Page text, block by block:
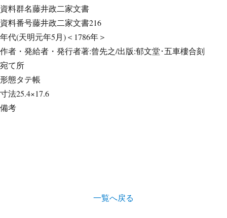
資料群名藤井政二家文書
資料番号藤井政二家文書216
年代(天明元年5月)＜1786年＞
作者・発給者・発行者著:曾先之/出版:郁文堂･五車樓合刻
宛て所
形態タテ帳
寸法25.4×17.6
備考
一覧へ戻る